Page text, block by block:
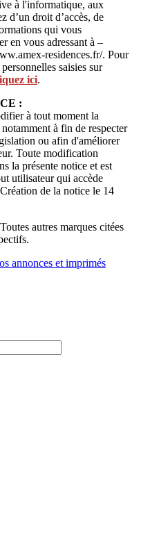
à l'informatique, aux
d’un droit d’accès, de
qui vous
en vous adressant à –
residences.fr/. Pour
saisies sur
ici.
:
à tout moment la
à fin de respecter
ou afin d'améliorer
Toute modification
la présente notice et est
utilisateur qui accède
de la notice le 14
autres marques citées
annonces et imprimés